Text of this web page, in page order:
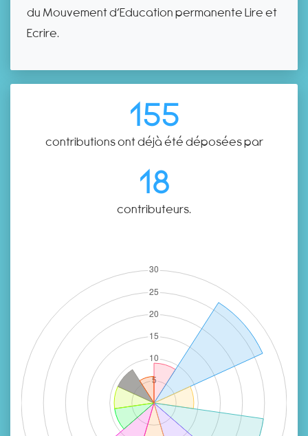
du Mouvement d’Education permanente Lire et
Ecrire.
155
contributions ont déjà été déposées par
18
contributeurs.